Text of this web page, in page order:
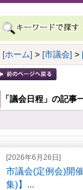
[ホーム] > [市議会] >
「議会日程」の記事
[2026年6月26日]
市議会(定例会)開
集)】...